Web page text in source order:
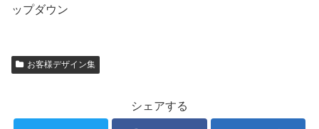
ップダウン
お客様デザイン集
シェアする